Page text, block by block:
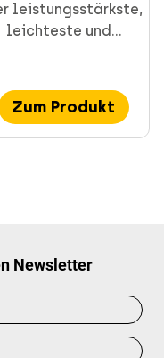
leistungsstärkste,
leichteste und...
Zum Produkt
Newsletter